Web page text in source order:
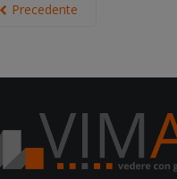
Precedente